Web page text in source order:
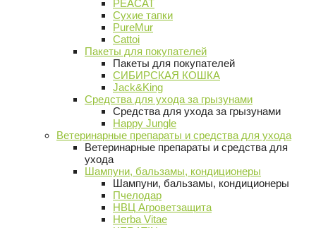
PEACAT
Сухие тапки
PureMur
Cattoi
Пакеты для покупателей
Пакеты для покупателей
СИБИРСКАЯ КОШКА
Jack&King
Средства для ухода за грызунами
Средства для ухода за грызунами
Happy Jungle
Ветеринарные препараты и средства для ухода
Ветеринарные препараты и средства для
ухода
Шампуни, бальзамы, кондиционеры
Шампуни, бальзамы, кондиционеры
Пчелодар
НВЦ Агроветзащита
Herba Vitae